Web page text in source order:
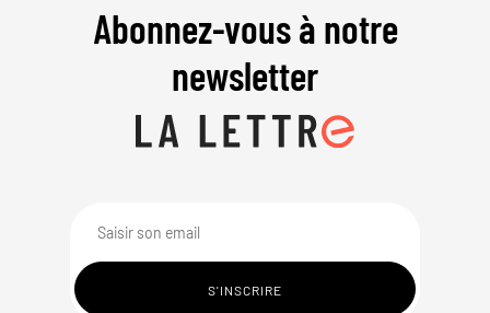
Abonnez-vous à notre
newsletter